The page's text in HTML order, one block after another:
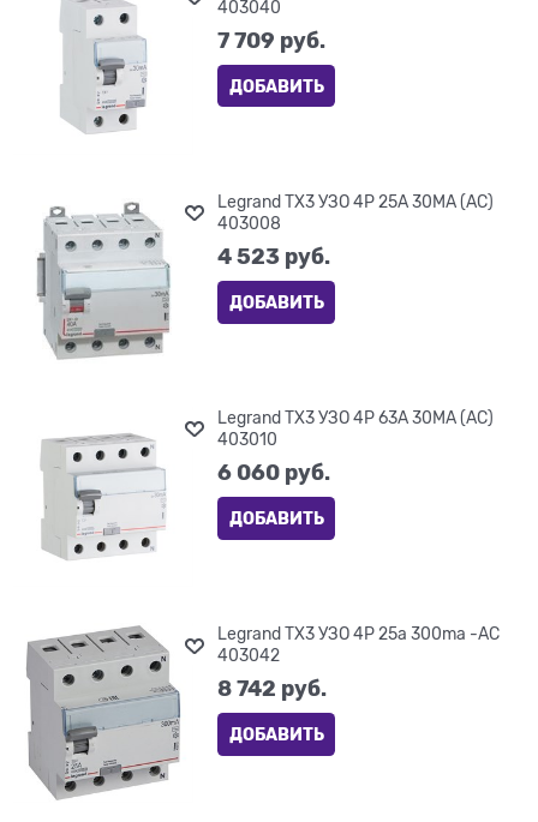
403040
7 709 руб.
ДОБАВИТЬ
Legrand TX3 УЗО 4P 25A 30MA (AC)
403008
4 523 руб.
ДОБАВИТЬ
Legrand TX3 УЗО 4P 63A 30MA (AC)
403010
6 060 руб.
ДОБАВИТЬ
Legrand TX3 УЗО 4P 25a 300ma -AC
403042
8 742 руб.
ДОБАВИТЬ